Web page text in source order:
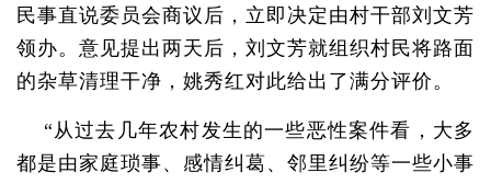
民事直说委员会商议后，立即决定由村干部刘文芳
领办。意见提出两天后，刘文芳就组织村民将路面
的杂草清理干净，姚秀红对此给出了满分评价。
“从过去几年农村发生的一些恶性案件看，大多
都是由家庭琐事、感情纠葛、邻里纠纷等一些小事